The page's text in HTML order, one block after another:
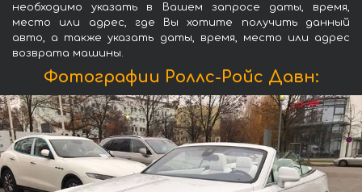
необходимо указать в Вашем запросе даты, время,
место или адрес, где Вы хотите получить данный
авто, а также указать даты, время, место или адрес
возврата машины.
Фотографии Роллс-Ройс Давн: